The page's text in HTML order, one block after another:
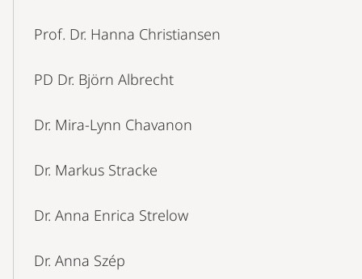
Prof. Dr. Hanna Christiansen
PD Dr. Björn Albrecht
Dr. Mira-Lynn Chavanon
Dr. Markus Stracke
Dr. Anna Enrica Strelow
Dr. Anna Szép